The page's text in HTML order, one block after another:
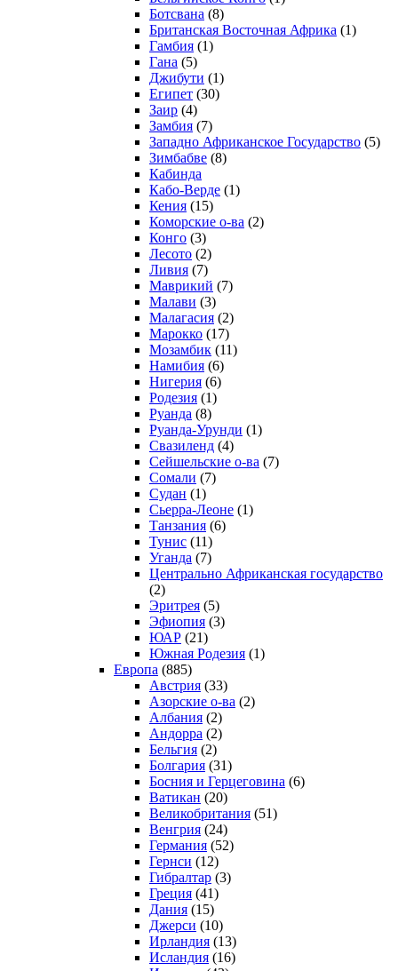
Ботсвана (8)
Британская Восточная Африка (1)
Гамбия (1)
Гана (5)
Джибути (1)
Египет (30)
Заир (4)
Замбия (7)
Западно Африканское Государство (5)
Зимбабве (8)
Кабинда
Кабо-Верде (1)
Кения (15)
Коморские о-ва (2)
Конго (3)
Лесото (2)
Ливия (7)
Маврикий (7)
Малави (3)
Малагасия (2)
Марокко (17)
Мозамбик (11)
Намибия (6)
Нигерия (6)
Родезия (1)
Руанда (8)
Руанда-Урунди (1)
Свазиленд (4)
Сейшельские о-ва (7)
Сомали (7)
Судан (1)
Сьерра-Леоне (1)
Танзания (6)
Тунис (11)
Уганда (7)
Центрально Африканская государство
(2)
Эритрея (5)
Эфиопия (3)
ЮАР (21)
Южная Родезия (1)
Европа (885)
Австрия (33)
Азорские о-ва (2)
Албания (2)
Андорра (2)
Бельгия (2)
Болгария (31)
Босния и Герцеговина (6)
Ватикан (20)
Великобритания (51)
Венгрия (24)
Германия (52)
Гернси (12)
Гибралтар (3)
Греция (41)
Дания (15)
Джерси (10)
Ирландия (13)
Исландия (16)